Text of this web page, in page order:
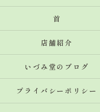
首
店舗紹介
いづみ堂のブログ
プライバシーポリシー